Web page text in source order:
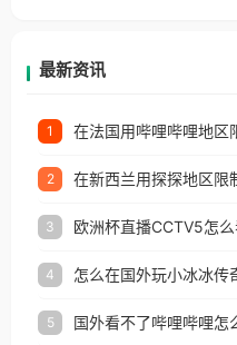
最新资讯
1
2
3
4 怎么在国外玩小冰冰传
5